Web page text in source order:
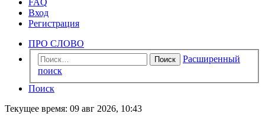
Вход
Регистрация
ПРО СЛОВО
Поиск
Расширенный
поиск
Поиск
Текущее время: 09 авг 2026, 10:43